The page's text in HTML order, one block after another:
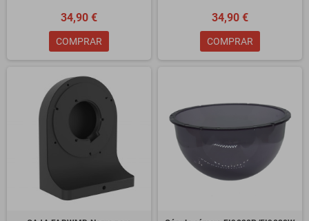
34,90 €
COMPRAR
34,90 €
COMPRAR